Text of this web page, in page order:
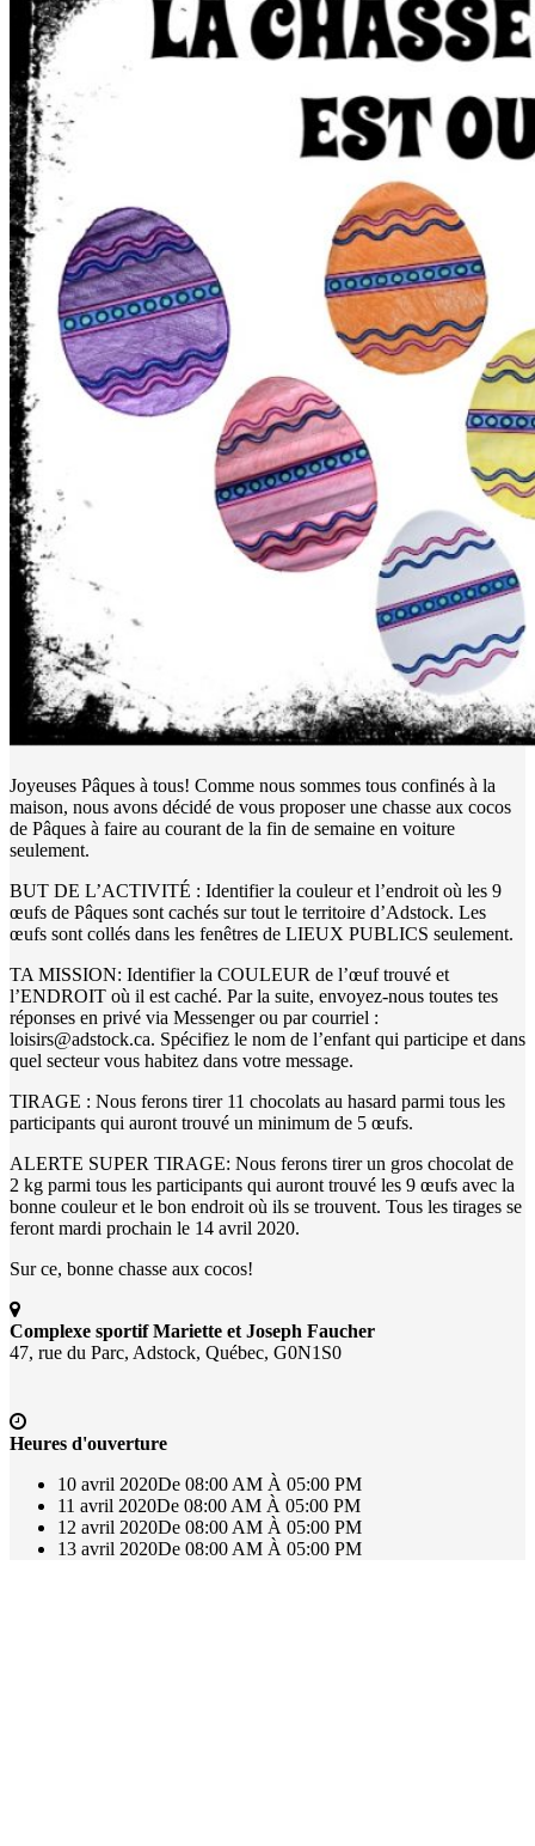
Joyeuses Pâques à tous! Comme nous sommes tous confinés à la
maison, nous avons décidé de vous proposer une chasse aux cocos
de Pâques à faire au courant de la fin de semaine en voiture
seulement.
BUT DE L’ACTIVITÉ : Identifier la couleur et l’endroit où les 9
œufs de Pâques sont cachés sur tout le territoire d’Adstock. Les
œufs sont collés dans les fenêtres de LIEUX PUBLICS seulement.
TA MISSION: Identifier la COULEUR de l’œuf trouvé et
l’ENDROIT où il est caché. Par la suite, envoyez-nous toutes tes
réponses en privé via Messenger ou par courriel :
loisirs@adstock.ca. Spécifiez le nom de l’enfant qui participe et dans
quel secteur vous habitez dans votre message.
TIRAGE : Nous ferons tirer 11 chocolats au hasard parmi tous les
participants qui auront trouvé un minimum de 5 œufs.
ALERTE SUPER TIRAGE: Nous ferons tirer un gros chocolat de
2 kg parmi tous les participants qui auront trouvé les 9 œufs avec la
bonne couleur et le bon endroit où ils se trouvent. Tous les tirages se
feront mardi prochain le 14 avril 2020.
Sur ce, bonne chasse aux cocos!
Complexe sportif Mariette et Joseph Faucher
47, rue du Parc, Adstock, Québec, G0N1S0
Heures d'ouverture
10 avril 2020De 08:00 AM À 05:00 PM
11 avril 2020De 08:00 AM À 05:00 PM
12 avril 2020De 08:00 AM À 05:00 PM
13 avril 2020De 08:00 AM À 05:00 PM